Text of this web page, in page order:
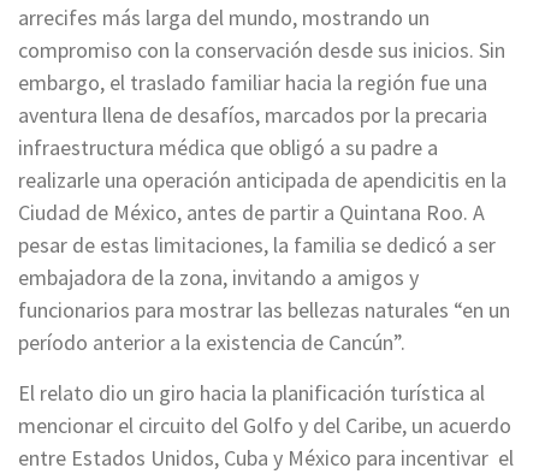
arrecifes más larga del mundo, mostrando un
compromiso con la conservación desde sus inicios. Sin
embargo, el traslado familiar hacia la región fue una
aventura llena de desafíos, marcados por la precaria
infraestructura médica que obligó a su padre a
realizarle una operación anticipada de apendicitis en la
Ciudad de México, antes de partir a Quintana Roo. A
pesar de estas limitaciones, la familia se dedicó a ser
embajadora de la zona, invitando a amigos y
funcionarios para mostrar las bellezas naturales “en un
período anterior a la existencia de Cancún”.
El relato dio un giro hacia la planificación turística al
mencionar el circuito del Golfo y del Caribe, un acuerdo
entre Estados Unidos, Cuba y México para incentivar el